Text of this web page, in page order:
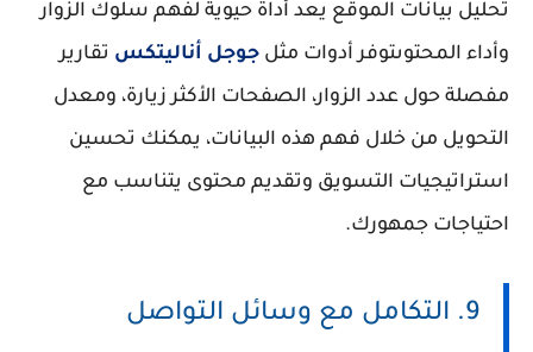
تحليل بيانات الموقع يعد أداة حيوية لفهم سلوك الزوار
وأداء المحتوىتوفر أدوات مثل جوجل أناليتكس تقارير
مفصلة حول عدد الزوار، الصفحات الأكثر زيارة، ومعدل
التحويل من خلال فهم هذه البيانات، يمكنك تحسين
استراتيجيات التسويق وتقديم محتوى يتناسب مع
احتياجات جمهورك.
9. التكامل مع وسائل التواصل